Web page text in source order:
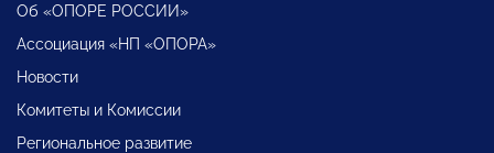
Об «ОПОРЕ РОССИИ»
Ассоциация «НП «ОПОРА»
Новости
Комитеты и Комиссии
Региональное развитие